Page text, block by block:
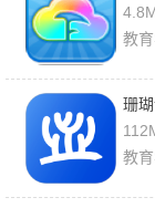
教
珊
教